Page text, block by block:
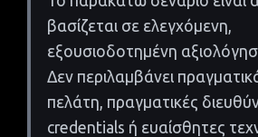
βασίζεται σε ελεγχόμενη,
εξουσιοδοτημένη
Δεν περιλαμβάνει
πελάτη, πραγματικές
credentials ή ευαίσθητες